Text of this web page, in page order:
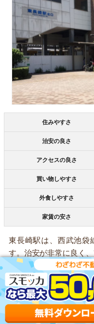
住みやすさ
治安の良さ
アクセスの良さ
買い物しやすさ
外食しやすさ
家賃の安さ
東長崎駅は、西武池袋
す。治安が非常に良く
から人気のエリアです。
駅周辺の飲食店はやや
充実しています。「東
があり、自炊しやすい